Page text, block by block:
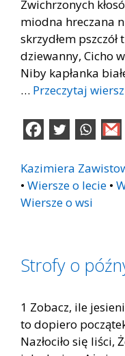
Zwichrzonych
miodna hreczana
skrzydłem
dziewanny, Cicho
Niby kapłanka
… Przeczytaj wiersz
Kazimiera
• Wiersze o lecie •
Wiersze o wsi
Strofy o
1 Zobacz, ile
to dopiero
Nazłociło się liści,